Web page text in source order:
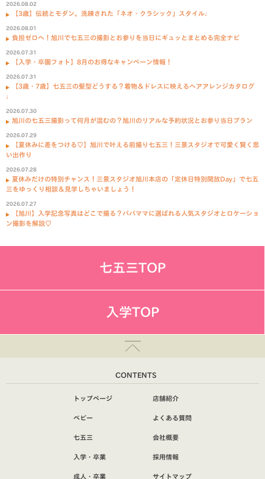
2026.08.02
【3歳】伝統とモダン。洗練された「ネオ・クラシック」スタイル♩
2026.08.01
負担ゼロへ！旭川で七五三の撮影とお参りを当日にギュッとまとめる完全ナビ
2026.07.31
【入学・卒園フォト】8月のお得なキャンペーン情報！
2026.07.31
【3歳・7歳】七五三の髪型どうする？着物＆ドレスに映えるヘアアレンジカタログ
♩
2026.07.30
旭川の七五三撮影って何月が混むの？旭川のリアルな予約状況とお参り当日プラン
2026.07.29
【夏休みに差をつける♡】旭川で叶える前撮り七五三！三景スタジオで可愛く賢く思
い出作り
2026.07.28
夏休みだけの特別チャンス！三景スタジオ旭川本店の「定休日特別開放Day」で七五
三をゆっくり相談＆見学しちゃいましょう！
2026.07.27
【旭川】入学記念写真はどこで撮る？パパママに選ばれる人気スタジオとロケーショ
ン撮影を解説♡
七五三TOP
入学TOP
CONTENTS
トップページ
ベビー
七五三
入学・卒業
成人・卒業
店舗紹介
よくある質問
会社概要
採用情報
サイトマップ